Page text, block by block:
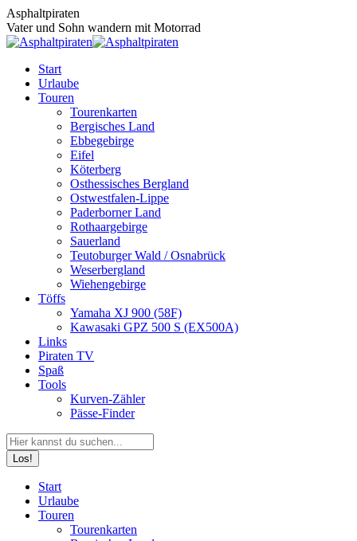
Zum
Inhalt
springen
Asphaltpiraten
Vater und Sohn wandern mit Motorrad
Start
Urlaube
Touren
Tourenkarten
Bergisches Land
Ebbegebirge
Eifel
Köterberg
Osthessisches Bergland
Ostwestfalen-Lippe
Paderborner Land
Rothaargebirge
Sauerland
Teutoburger Wald / Osnabrück
Weserbergland
Wiehengebirge
Töffs
Yamaha XJ 900 (58F)
Kawasaki GPZ 500 S (EX500A)
Links
Piraten TV
Spaß
Tools
Kurven-Zähler
Pässe-Finder
Search:
page
opens
page
opens
page
opens
Start
Urlaube
Touren
Tourenkarten